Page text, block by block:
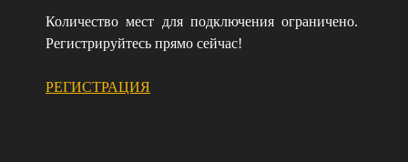
Количество мест для подключения ограничено.
Регистрируйтесь прямо сейчас!
РЕГИСТРАЦИЯ